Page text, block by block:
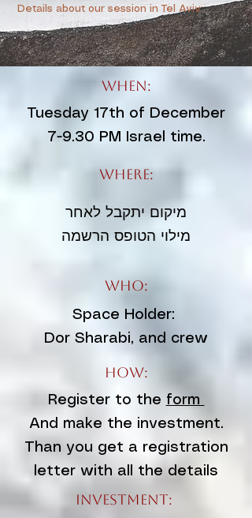
Details about our session in Tel Aviv:
When:
Tuesday 17th of December
7-9.30 PM Israel time.
מיקום יתקבל לאחר
מילוי הטופס הרשמה
Where:
Who:
Space Holder:
Dor Sharabi, and crew
How:
Register to the form
And make the investment.
Than you get a registration
letter with all the details
Investment: